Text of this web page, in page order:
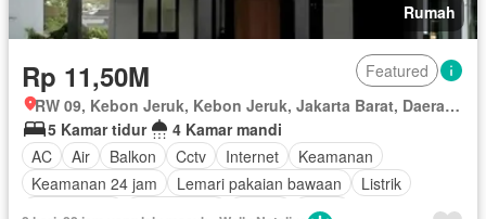
Rumah
Rp 11,50M
Featured
RW 09, Kebon Jeruk, Kebon Jeruk, Jakarta Barat, Daerah Khusus Ibukota Jakarta
5 Kamar tidur
4 Kamar mandi
AC
Air Balkon Cctv Internet
Keamanan
Keamanan 24 jam
Lemari pakaian bawaan
Listrik
Teras